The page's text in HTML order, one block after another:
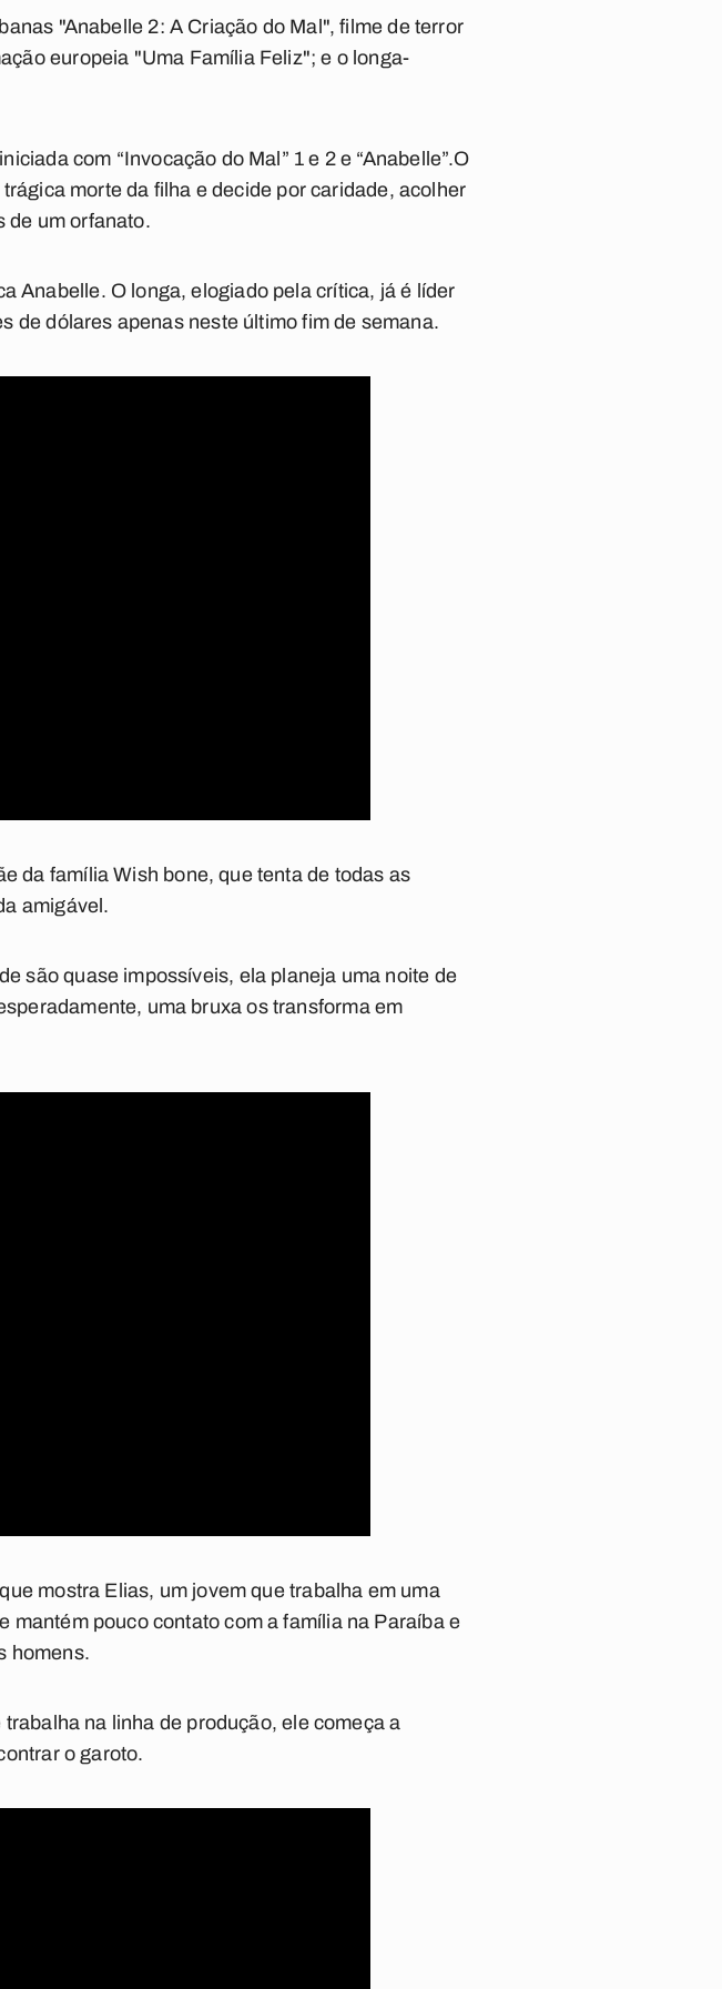
"Anabelle 2: A Criação do Mal", filme de terror
europeia "Uma Família Feliz"; e o longa-
com “Invocação do Mal” 1 e 2 e “Anabelle”.O
morte da filha e decide por caridade, acolher
de um orfanato.
Anabelle. O longa, elogiado pela crítica, já é líder
de dólares apenas neste último fim de semana.
da família Wish bone, que tenta de todas as
amigável.
são quase impossíveis, ela planeja uma noite de
uma bruxa os transforma em
mostra Elias, um jovem que trabalha em uma
mantém pouco contato com a família na Paraíba e
homens.
na linha de produção, ele começa a
o garoto.